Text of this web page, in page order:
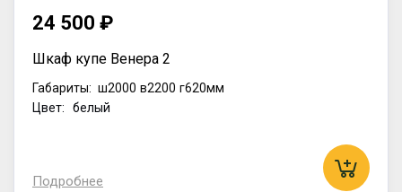
24 500 ₽
Шкаф купе Венера 2
Габариты: ш2000 в2200 г620мм
Цвет: белый
Подробнее